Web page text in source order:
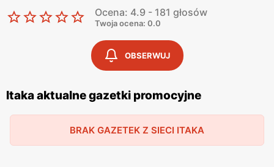
promocje
, które pozwalają klientom na
korzystanie z wyjątkowych ofert w konkurencyjnych
Gazetki promocyjne Itakiukazują się regularnie,
zazwyczaj co kwartał, prezentując najnowsze propozycje
wyjazdów oraz specjalne zniżki. Dzięki nim klienci mogą
planować swoje wakacje z wyprzedzeniem, korzystając z
najlepszych okazji.Itaka
oferuje również programy
atrakcyjność jej oferty. Biuro podróży
Ocena: 4.9 - 181 głosów
Twoja ocena: 0.0
OBSERWUJ
Itaka aktualne gazetki promocyjne
BRAK GAZETEK Z SIECI ITAKA